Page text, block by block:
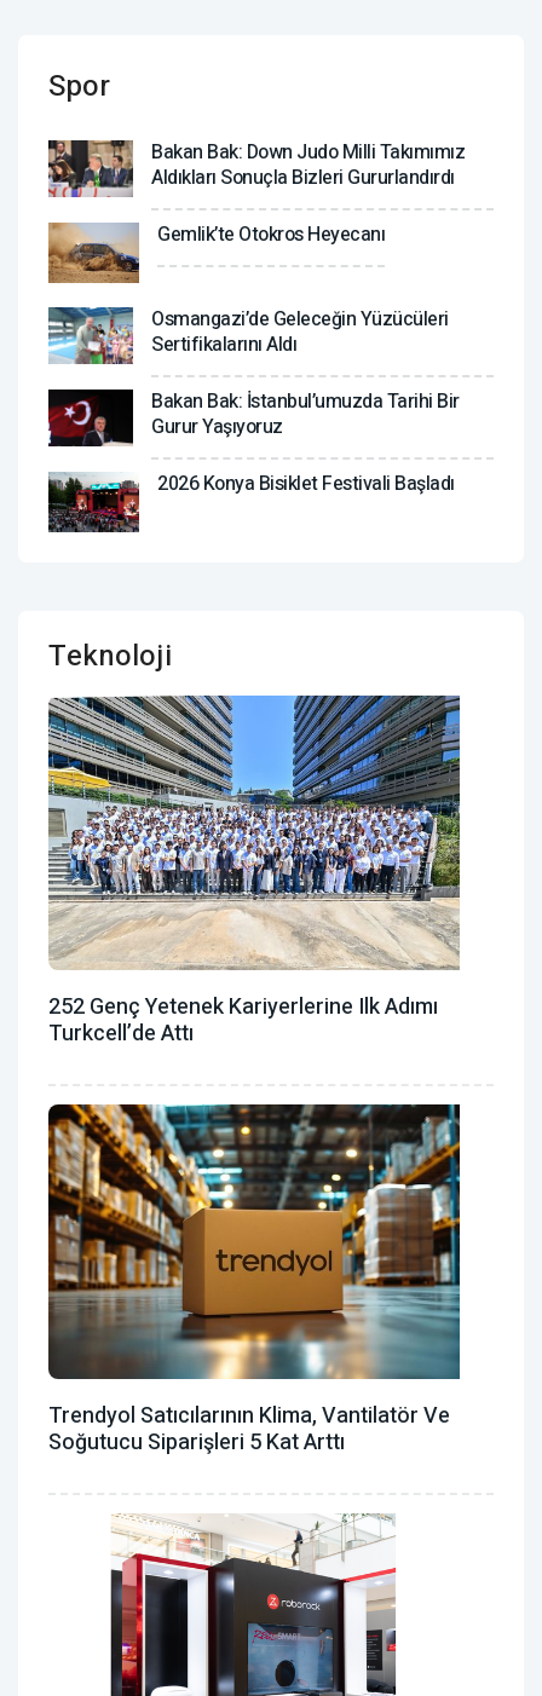
Spor
Bakan Bak: Down Judo Milli Takımımız
Aldıkları Sonuçla Bizleri Gururlandırdı
Gemlik’te Otokros Heyecanı
Osmangazi’de Geleceğin Yüzücüleri
Sertifikalarını Aldı
Bakan Bak: İstanbul’umuzda Tarihi Bir
Gurur Yaşıyoruz
2026 Konya Bisiklet Festivali Başladı
Teknoloji
252 Genç Yetenek Kariyerlerine Ilk Adımı
Turkcell’de Attı
Trendyol Satıcılarının Klima, Vantilatör ‎ve
Soğutucu Siparişleri 5 Kat Arttı